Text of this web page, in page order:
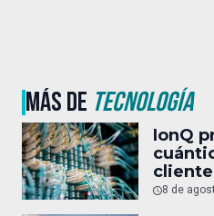
MÁS DE TECNOLOGÍA
IonQ
cliente
8 de